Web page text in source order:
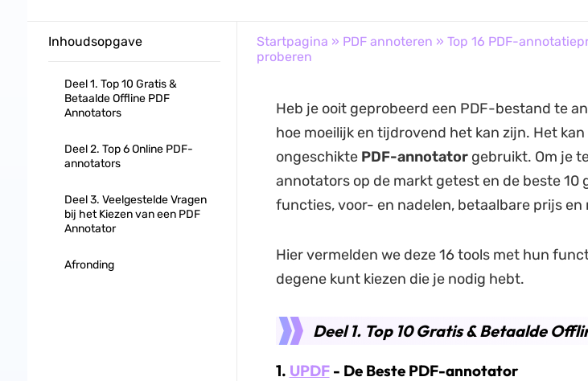
Inhoudsopgave
Deel 1. Top 10 Gratis &
Betaalde Offline PDF
Annotators
Deel 2. Top 6 Online PDF-
annotators
Deel 3. Veelgestelde Vragen
bij het Kiezen van een PDF
Annotator
Afronding
Startpagina » PDF annoteren » Top 16 PDF-
proberen
Heb je ooit geprobeerd een PDF-bestand te
hoe moeilijk en tijdrovend het kan zijn. Het
ongeschikte PDF-annotatorgebruikt. Om je
annotators op de markt getest en de beste 10
functies, voor- en nadelen, betaalbare prijs en
Hier vermelden we deze 16 tools met hun
degene kunt kiezen die je nodig hebt.
Deel 1. Top 10 Gratis & Betaalde
1. UPDF- De Beste PDF-annotator